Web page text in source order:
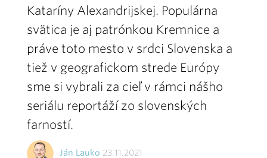
Kataríny Alexandrijskej. Populárna
svätica je aj patrónkou Kremnice a
práve toto mesto v srdci Slovenska a
tiež v geografickom strede Európy
sme si vybrali za cieľ v rámci nášho
seriálu reportáží zo slovenských
farností.
Ján Lauko 23.11.2021